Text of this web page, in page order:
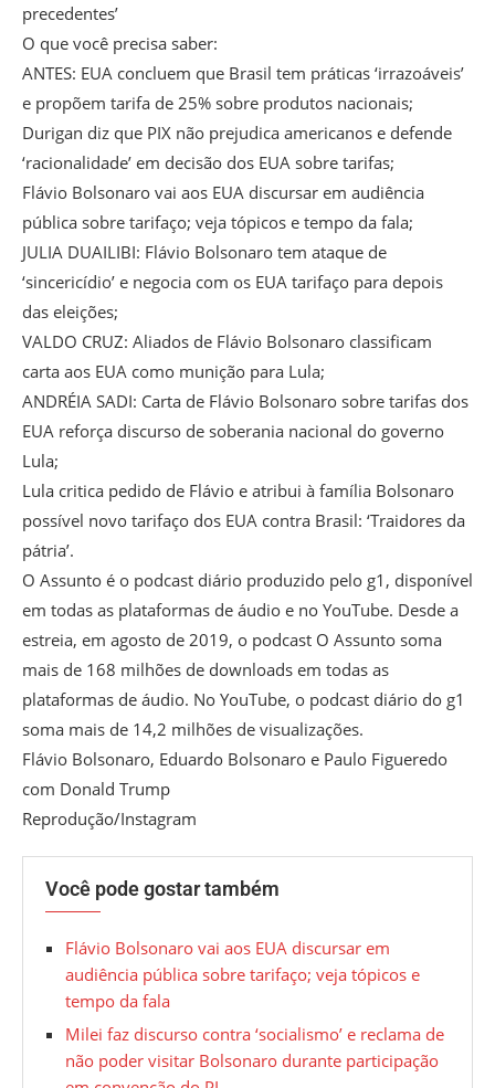
precedentes’
O que você precisa saber:
ANTES: EUA concluem que Brasil tem práticas ‘irrazoáveis’
e propõem tarifa de 25% sobre produtos nacionais;
Durigan diz que PIX não prejudica americanos e defende
‘racionalidade’ em decisão dos EUA sobre tarifas;
Flávio Bolsonaro vai aos EUA discursar em audiência
pública sobre tarifaço; veja tópicos e tempo da fala;
JULIA DUAILIBI: Flávio Bolsonaro tem ataque de
‘sincericídio’ e negocia com os EUA tarifaço para depois
das eleições;
VALDO CRUZ: Aliados de Flávio Bolsonaro classificam
carta aos EUA como munição para Lula;
ANDRÉIA SADI: Carta de Flávio Bolsonaro sobre tarifas dos
EUA reforça discurso de soberania nacional do governo
Lula;
Lula critica pedido de Flávio e atribui à família Bolsonaro
possível novo tarifaço dos EUA contra Brasil: ‘Traidores da
pátria’.
O Assunto é o podcast diário produzido pelo g1, disponível
em todas as plataformas de áudio e no YouTube. Desde a
estreia, em agosto de 2019, o podcast O Assunto soma
mais de 168 milhões de downloads em todas as
plataformas de áudio. No YouTube, o podcast diário do g1
soma mais de 14,2 milhões de visualizações.
Flávio Bolsonaro, Eduardo Bolsonaro e Paulo Figueredo
com Donald Trump
Reprodução/Instagram
Você pode gostar também
Flávio Bolsonaro vai aos EUA discursar em
audiência pública sobre tarifaço; veja tópicos e
tempo da fala
Milei faz discurso contra ‘socialismo’ e reclama de
não poder visitar Bolsonaro durante participação